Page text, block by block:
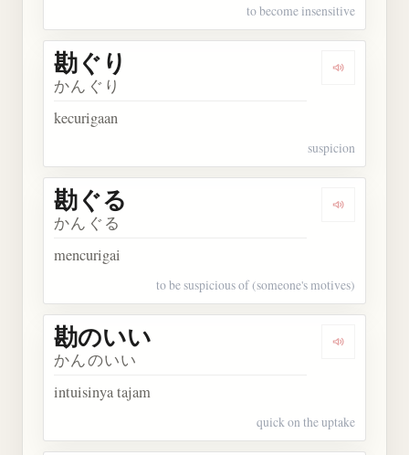
to become insensitive
Dengarkan
勘ぐり
かんぐり
kecurigaan
suspicion
Dengarkan
勘ぐる
かんぐる
mencurigai
to be suspicious of (someone's motives)
Dengarkan
勘のいい
かんのいい
intuisinya tajam
quick on the uptake